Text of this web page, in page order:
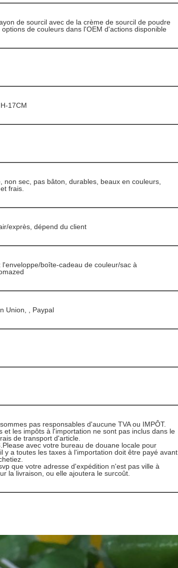
de sourcil avec de la crème de sourcil de poudre
de couleurs dans l'OEM d'actions disponible
17CM
non sec, pas bâton, durables, beaux en couleurs,
frais.
exprès, dépend du client
l'enveloppe/boîte-cadeau de couleur/sac à
Union, , Paypal
pas responsables d'aucune TVA ou IMPÔT.
et les impôts à l'importation ne sont pas inclus dans le
de transport d'article.
avec votre bureau de douane locale pour
y a toutes les taxes à l'importation doit être payé avant
que votre adresse d'expédition n'est pas ville à
la livraison, ou elle ajoutera le surcoût.